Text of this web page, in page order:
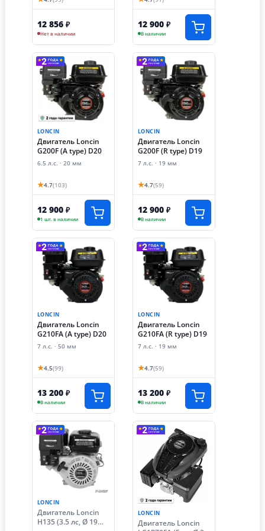
12 856 ₽
Нет в наличии
12 900 ₽
В наличии
LONCIN
Двигатель Loncin
G200F (A type) D20
6.5 л.с. · 20 мм
★4.7(103)
12 900 ₽
1 шт. в наличии
LONCIN
Двигатель Loncin
G200F (R type) D19
7 л.с. · 19 мм
★4.7(59)
12 900 ₽
В наличии
LONCIN
Двигатель Loncin
G210FA (A type) D20
7 л.с. · 50 мм
★4.5(99)
13 200 ₽
В наличии
LONCIN
Двигатель Loncin
G210FA (R type) D19
7 л.с. · 19 мм
★4.7(59)
13 200 ₽
В наличии
LONCIN
Двигатель Loncin
H135 (3.5 лс, Ø 19
LONCIN
Двигатель Loncin